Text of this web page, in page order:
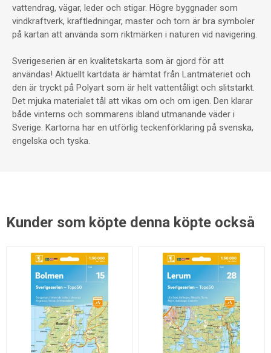
vattendrag, vägar, leder och stigar. Högre byggnader som
vindkraftverk, kraftledningar, master och torn är bra symboler
på kartan att använda som riktmärken i naturen vid navigering.
Sverigeserien är en kvalitetskarta som är gjord för att
användas! Aktuellt kartdata är hämtat från Lantmäteriet och
den är tryckt på Polyart som är helt vattentåligt och slitstarkt.
Det mjuka materialet tål att vikas om och om igen. Den klarar
både vinterns och sommarens ibland utmanande väder i
Sverige. Kartorna har en utförlig teckenförklaring på svenska,
engelska och tyska.
Kunder som köpte denna köpte också